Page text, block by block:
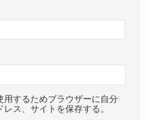
用するためブラウザーに自分
ス、サイトを保存する。